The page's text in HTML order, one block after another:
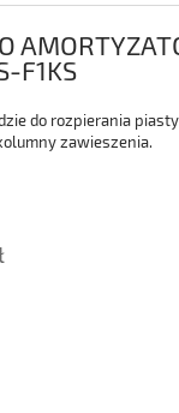
F1KS
do rozpierania
zawieszenia.